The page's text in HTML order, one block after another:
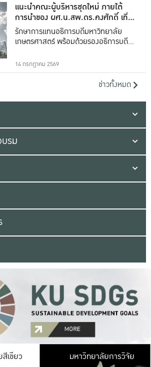
แนะนำคณะผู้บริหารชุดใหม่ ภายใต้
การนำของ ผศ.น.สพ.ดร.คงศักดิ์ เที่ยง
ธรรม
รักษาการแทนอธิการบดีมหาวิทยาลัย
เกษตรศาสตร์ พร้อมด้วยรองอธิการบดีทั้ง
14 กรกฎาคม 2569
ข่าวทั้งหมด
รม
เขียว มหาวิ
มหาวิทยาลัยการวิจัย